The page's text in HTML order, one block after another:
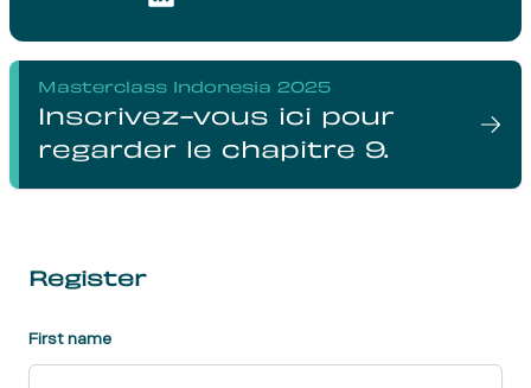
Masterclass Indonesia 2025
Inscrivez-vous ici pour
regarder le chapitre 9.
Register
First name